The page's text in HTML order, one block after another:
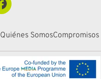
Quiénes SomosCompromisos